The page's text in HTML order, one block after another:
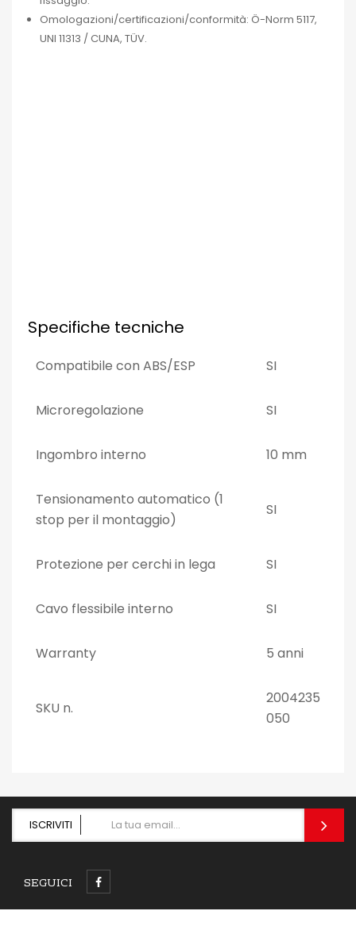
Omologazioni/certificazioni/conformità: Ö-Norm 5117,
UNI 11313 / CUNA, TÜV.
Specifiche tecniche
Compatibile con ABS/ESP SI
Microregolazione SI
Ingombro interno 10 mm
Tensionamento automatico (1
stop per il montaggio)
SI
Protezione per cerchi in lega SI
Cavo flessibile interno SI
Warranty 5 anni
SKU n.
2004235
050
ISCRIVITI
SEGUICI